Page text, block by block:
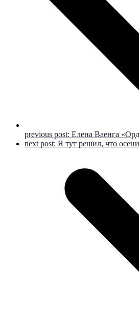
previous post: Елена Ваенга
next post: Я тут решил, что